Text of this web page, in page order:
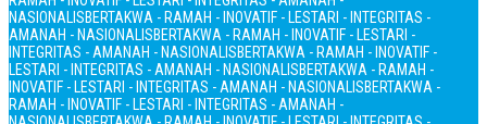
NASIONALISBERTAKWA - RAMAH - INOVATIF - LESTARI - INTEGRITAS -
AMANAH - NASIONALISBERTAKWA - RAMAH - INOVATIF - LESTARI -
INTEGRITAS - AMANAH - NASIONALISBERTAKWA - RAMAH - INOVATIF -
LESTARI - INTEGRITAS - AMANAH - NASIONALISBERTAKWA - RAMAH -
INOVATIF - LESTARI - INTEGRITAS - AMANAH - NASIONALISBERTAKWA -
RAMAH - INOVATIF - LESTARI - INTEGRITAS - AMANAH -